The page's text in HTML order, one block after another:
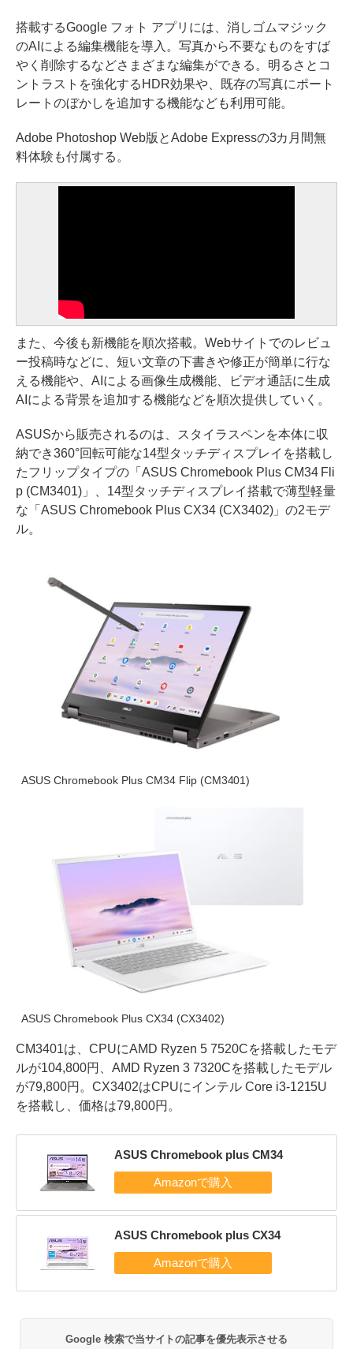
搭載するGoogle フォト アプリには、消しゴムマジック
のAIによる編集機能を導入。写真から不要なものをすば
やく削除するなどさまざまな編集ができる。明るさとコ
ントラストを強化するHDR効果や、既存の写真にポート
レートのぼかしを追加する機能なども利用可能。
Adobe Photoshop Web版とAdobe Expressの3カ月間無
料体験も付属する。
また、今後も新機能を順次搭載。Webサイトでのレビュ
ー投稿時などに、短い文章の下書きや修正が簡単に行な
える機能や、AIによる画像生成機能、ビデオ通話に生成
AIによる背景を追加する機能などを順次提供していく。
ASUSから販売されるのは、スタイラスペンを本体に収
納でき360°回転可能な14型タッチディスプレイを搭載し
たフリップタイプの「ASUS Chromebook Plus CM34 Fli
p (CM3401)」、14型タッチディスプレイ搭載で薄型軽量
な「ASUS Chromebook Plus CX34 (CX3402)」の2モデ
ル。
ASUS Chromebook Plus CM34 Flip (CM3401)
ASUS Chromebook Plus CX34 (CX3402)
CM3401は、CPUにAMD Ryzen 5 7520Cを搭載したモデ
ルが104,800円、AMD Ryzen 3 7320Cを搭載したモデル
が79,800円。CX3402はCPUにインテル Core i3-1215U
を搭載し、価格は79,800円。
ASUS Chromebook plus CM34
ASUS Chromebook plus CX34
Google 検索で当サイトの記事を優先表示させる